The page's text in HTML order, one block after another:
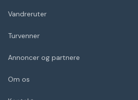
Vandreruter
Turvenner
Annoncer og partnere
Om os